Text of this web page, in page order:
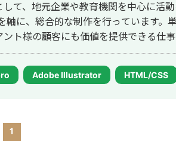
て、地元企業や教育機関を中心に活
ト様の顧客にも価値を提供できる仕
適なソリューションをご提案します。
Adobe Illustrator HTML/CSS
1